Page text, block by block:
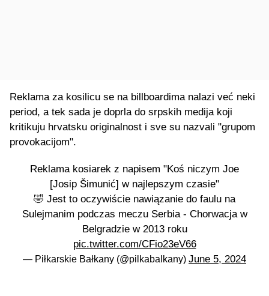
Reklama za kosilicu se na billboardima nalazi već neki
period, a tek sada je doprla do srpskih medija koji
kritikuju hrvatsku originalnost i sve su nazvali "grupom
provokacijom".
Reklama kosiarek z napisem "Koś niczym Joe
[Josip Šimunić] w najlepszym czasie"
🤣 Jest to oczywiście nawiązanie do faulu na
Sulejmanim podczas meczu Serbia - Chorwacja w
Belgradzie w 2013 roku
pic.twitter.com/CFio23eV66
— Piłkarskie Bałkany (@pilkabalkany) June 5, 2024